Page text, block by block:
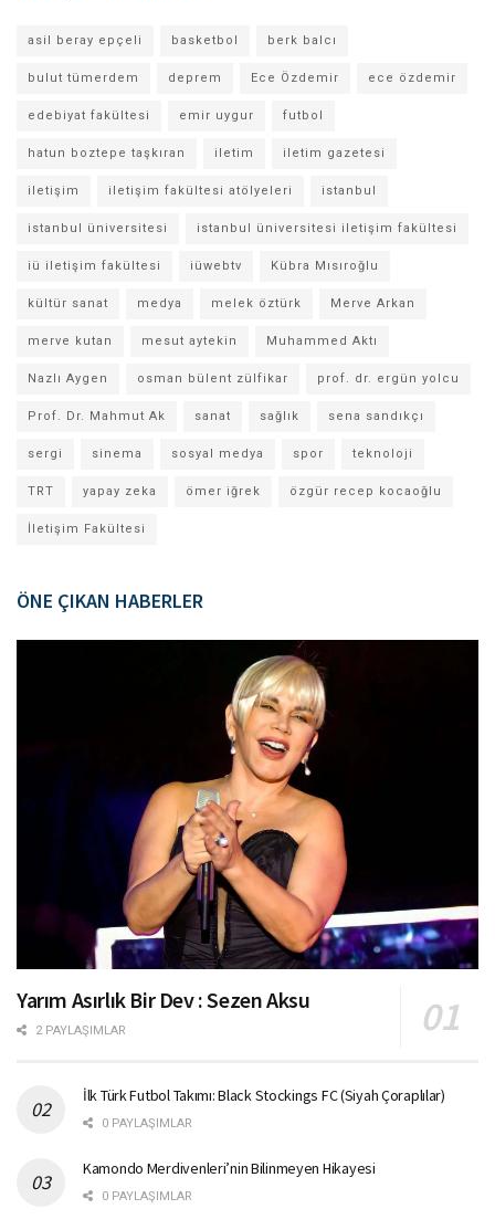
asil beray epçeli basketbol berk balcı
bulut tümerdem deprem Ece Özdemir ece özdemir
edebiyat fakültesi emir uygur futbol
hatun boztepe taşkıran iletim iletim gazetesi
iletişim iletişim fakültesi atölyeleri istanbul
istanbul üniversitesi istanbul üniversitesi iletişim fakültesi
iü iletişim fakültesi iüwebtv Kübra Mısıroğlu
kültür sanat medya melek öztürk Merve Arkan
merve kutan mesut aytekin Muhammed Aktı
Nazlı Aygen osman bülent zülfikar prof. dr. ergün yolcu
Prof. Dr. Mahmut Ak sanat sağlık sena sandıkçı
sergi sinema sosyal medya spor teknoloji
TRT yapay zeka ömer iğrek özgür recep kocaoğlu
İletişim Fakültesi
ÖNE ÇIKAN HABERLER
Yarım Asırlık Bir Dev : Sezen Aksu
2 PAYLAŞIMLAR
İlk Türk Futbol Takımı: Black Stockings FC (Siyah Çoraplılar)
0 PAYLAŞIMLAR
Kamondo Merdivenleri’nin Bilinmeyen Hikayesi
0 PAYLAŞIMLAR